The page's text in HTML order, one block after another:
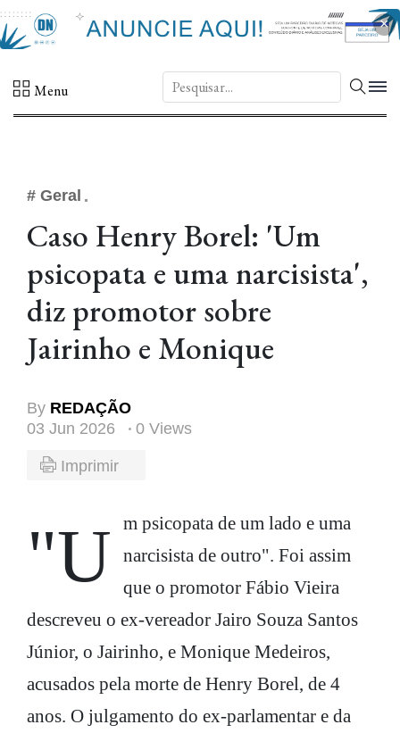
×
Menu DN.
# Geral
Caso Henry Borel: 'Um
psicopata e uma narcisista',
diz promotor sobre
Jairinho e Monique
By REDAÇÃO
03 Jun 2026
0 Views
Imprimir
"Um psicopata de um lado e uma
narcisista de outro". Foi assim
que o promotor Fábio Vieira
descreveu o ex-vereador Jairo Souza Santos
Júnior, o Jairinho, e Monique Medeiros,
acusados pela morte de Henry Borel, de 4
anos. O julgamento do ex-parlamentar e da